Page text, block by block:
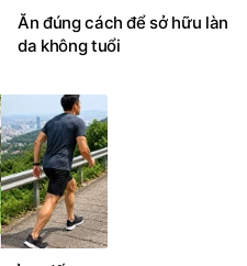
Ăn đúng cách để sở hữu làn
da không tuổi